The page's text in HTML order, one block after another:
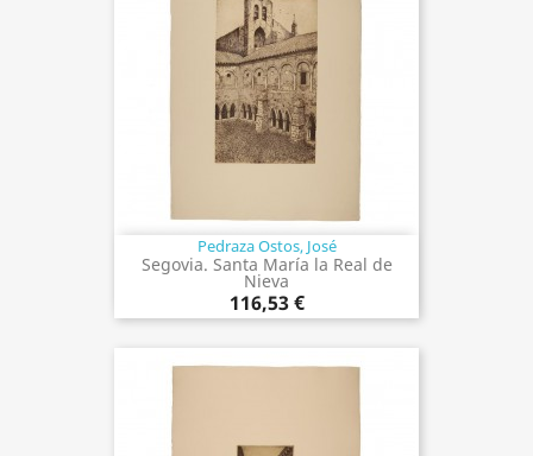
Pedraza Ostos, José
Segovia. Santa María la Real de
Nieva
116,53 €